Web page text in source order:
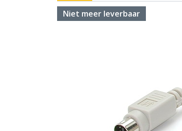
Niet meer leverbaar